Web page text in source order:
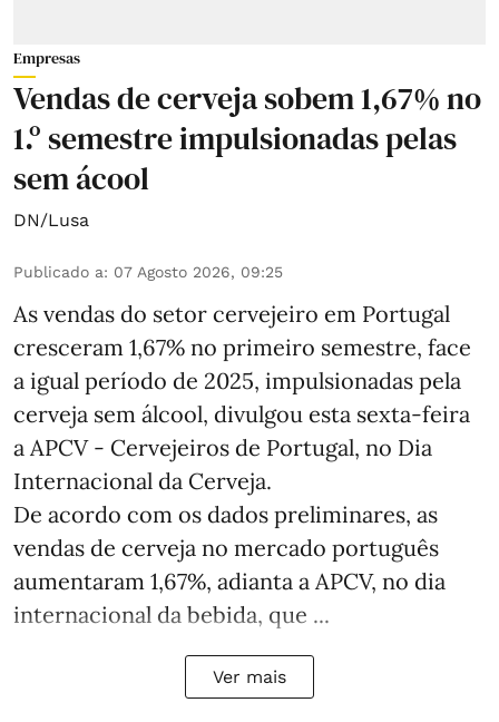
Empresas
Vendas de cerveja sobem 1,67% no
1.º semestre impulsionadas pelas
sem ácool
DN/Lusa
Publicado a: 07 Agosto 2026, 09:25
As vendas do setor cervejeiro em Portugal
cresceram 1,67% no primeiro semestre, face
a igual período de 2025, impulsionadas pela
cerveja sem álcool, divulgou esta sexta-feira
a APCV - Cervejeiros de Portugal, no Dia
Internacional da Cerveja.
De acordo com os dados preliminares, as
vendas de cerveja no mercado português
aumentaram 1,67%, adianta a APCV, no dia
internacional da bebida, que ...
Ver mais